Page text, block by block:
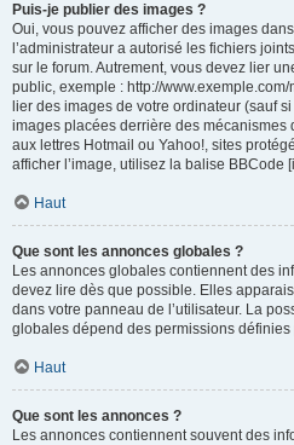
Puis-je publier des images ?
Oui, vous pouvez afficher des images
l’administrateur a autorisé les fichiers
sur le forum. Autrement, vous devez lier
public, exemple : http://
lier des images de votre ordinateur (sauf
images placées derrière des mécanismes
aux lettres Hotmail ou Yahoo!, sites
afficher l’image, utilisez la balise BBCode
Haut
Que sont les annonces globales ?
Les annonces globales contiennent des
devez lire dès que possible. Elles
dans votre panneau de l’utilisateur. La
globales dépend des permissions définies
Haut
Que sont les annonces ?
Les annonces contiennent souvent des